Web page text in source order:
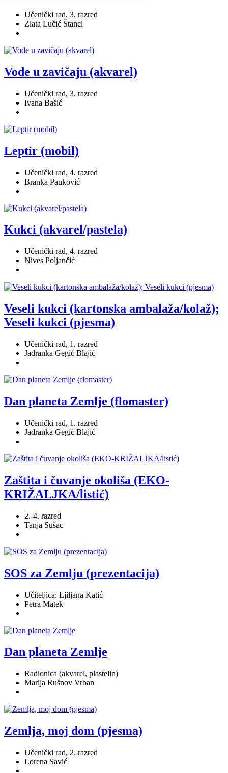
Učenički rad, 3. razred
Zlata Lučić Štancl
Vode u zavičaju (akvarel)
Učenički rad, 3. razred
Ivana Bašić
Leptir (mobil)
Učenički rad, 4. razred
Branka Pauković
Kukci (akvarel/pastela)
Učenički rad, 4. razred
Nives Poljančić
Veseli kukci (kartonska ambalaža/kolaž);
Veseli kukci (pjesma)
Učenički rad, 1. razred
Jadranka Gegić Blajić
Dan planeta Zemlje (flomaster)
Učenički rad, 1. razred
Jadranka Gegić Blajić
Zaštita i čuvanje okoliša (EKO-
KRIŽALJKA/listić)
2.-4. razred
Tanja Sušac
SOS za Zemlju (prezentacija)
Učiteljica: Ljiljana Katić
Petra Matek
Dan planeta Zemlje
Radionica (akvarel, plastelin)
Marija Rušnov Vrban
Zemlja, moj dom (pjesma)
Učenički rad, 2. razred
Lorena Savić